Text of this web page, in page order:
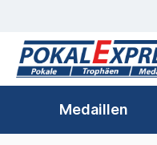
Zur
Medaillen